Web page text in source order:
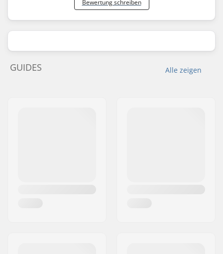
Bewertung schreiben
Alle zeigen
GUIDES